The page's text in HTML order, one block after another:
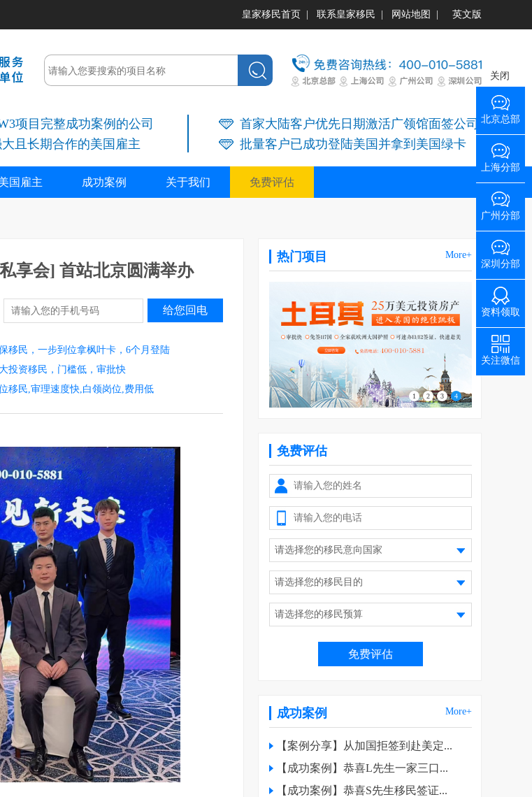
皇家移民首页 联系皇家移民 网站地图 英文版
项目完整成功案例的公司
且长期合作的美国雇主
首家大陆客户优先日期激活广领馆面签公司
批量客户已成功登陆美国并拿到美国绿卡
国雇主 成功案例 关于我们 免费评估
享会] 首站北京圆满举办
移民，一步到位拿枫叶卡，6个月登陆
投资移民，门槛低，审批快
移民,审理速度快,白领岗位,费用低
热门项目 More+
1 2 3 4
免费评估
成功案例 More+
【案例分享】从加国拒签到赴美定...
【成功案例】恭喜L先生一家三口...
【成功案例】恭喜S先生移民签证...
关闭
北京总部
上海分部
广州分部
深圳分部
资料领取
关注微信